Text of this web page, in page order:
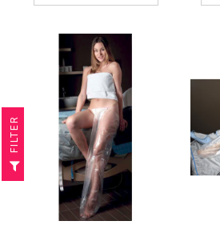
R